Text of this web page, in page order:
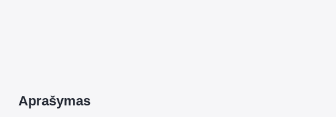
Aprašymas